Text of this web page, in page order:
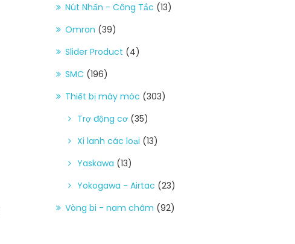
Nút Nhấn - Công Tắc (13)
Omron (39)
Slider Product (4)
SMC (196)
Thiết bị máy móc (303)
Trợ động cơ (35)
Xi lanh các loại (13)
Yaskawa (13)
Yokogawa - Airtac (23)
Vòng bi - nam châm (92)